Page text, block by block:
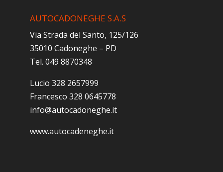
AUTOCADONEGHE S.A.S
Via Strada del Santo, 125/126
35010 Cadoneghe – PD
Tel. 049 8870348
Lucio 328 2657999
Francesco 328 0645778
info@autocadoneghe.it
www.autocadeneghe.it